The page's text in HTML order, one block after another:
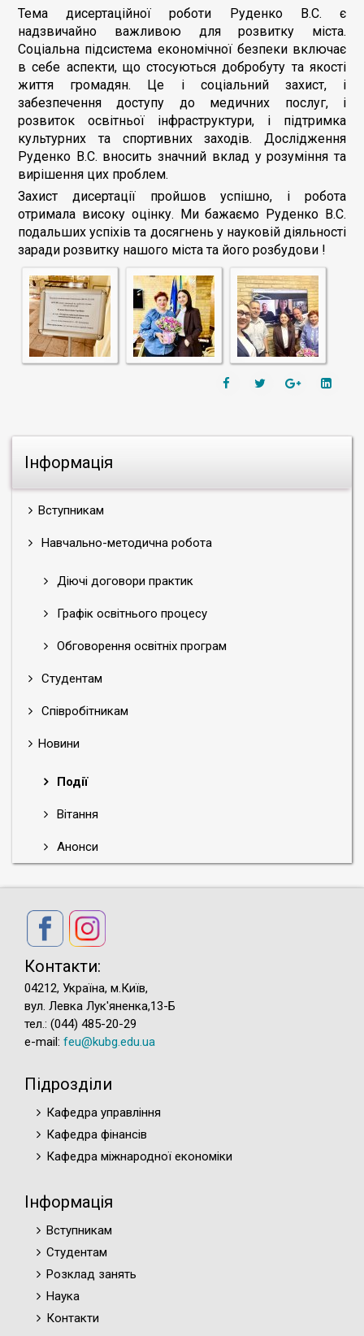
Інформація
Вступникам
Навчально-методична робота
Діючі договори практик
Графік освітнього процесу
Обговорення освітніх програм
Студентам
Співробітникам
Новини
Події
Вітання
Анонси
Тема дисертаційної роботи Руденко В.С. є
надзвичайно важливою для розвитку міста.
Соціальна підсистема економічної безпеки включає
в себе аспекти, що стосуються добробуту та якості
життя громадян. Це і соціальний захист, і
забезпечення доступу до медичних послуг, і
розвиток освітньої інфраструктури, і підтримка
культурних та спортивних заходів. Дослідження
Руденко В.С. вносить значний вклад у розуміння та
вирішення цих проблем.
Захист дисертації пройшов успішно, і робота
отримала високу оцінку. Ми бажаємо Руденко В.С.
подальших успіхів та досягнень у науковій діяльності
заради розвитку нашого міста та його розбудови !
Контакти:
04212, Україна, м.Київ,
вул. Левка Лук'яненка,13-Б
тел.: (044) 485-20-29
e-mail: feu@kubg.edu.ua
Підрозділи
Кафедра управління
Кафедра фінансів
Кафедра міжнародної економіки
Інформація
Вступникам
Студентам
Розклад занять
Наука
Контакти